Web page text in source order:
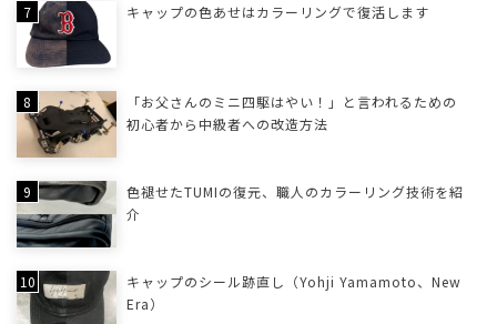
キャップの色あせはカラーリングで復活します
「お父さんのミニ四駆はやい！」と言われるための
初心者から中級者への改造方法
色褪せたTUMIの復元、職人のカラーリング技術を紹
介
キャップのシール跡直し（Yohji Yamamoto、New
Era）